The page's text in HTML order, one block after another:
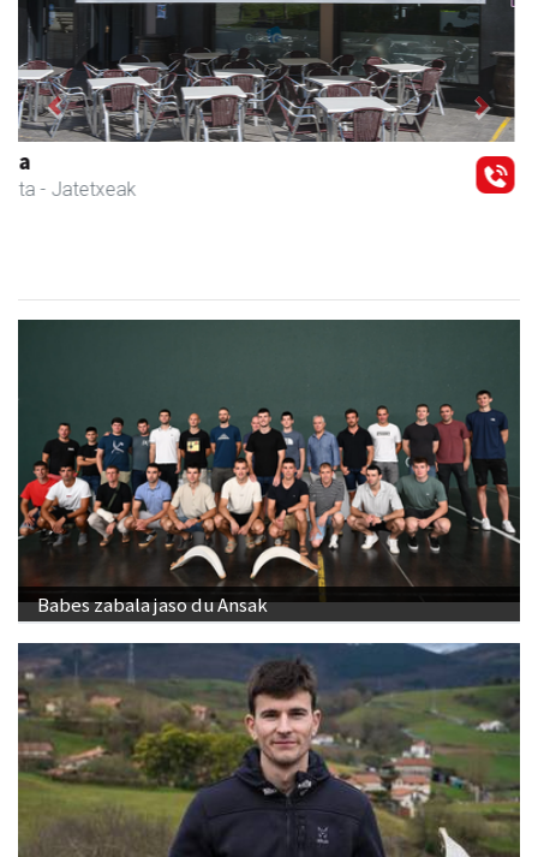
Amonarriz iturgintza S. L.
Larraul - Iturgintza
Previous Next
Babes zabala jaso du Ansak